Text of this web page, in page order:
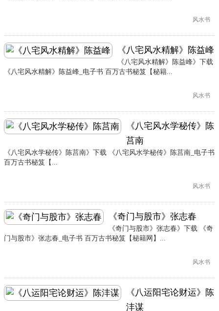
风水书
《八宅风水精解》陈益峰
《八宅风水精解》陈益峰》下载
《八宅风水精解》陈益峰_电子书 百万古书秘笈【秘籍...
风水书
《八宅风水学秘传》陈
莒南
《八宅风水学秘传》陈莒南》下载 《八宅风水学秘传》陈莒南_电子书
百万古书秘笈【...
风水书
《奇门与股市》张志春
《奇门与股市》张志春》下载 《奇
门与股市》张志春_电子书 百万古书秘笈【秘籍网】...
风水书
《八运阳宅论财运》陈
沣谋